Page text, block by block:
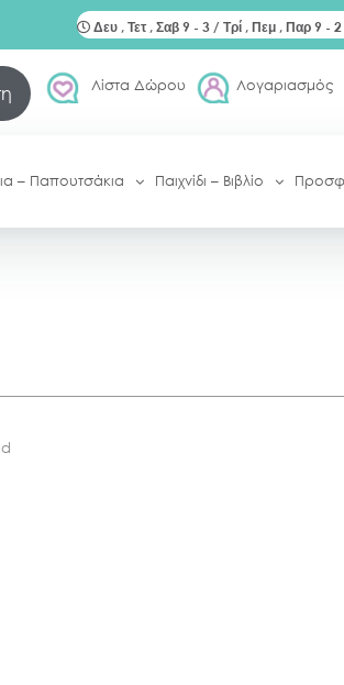
Δευ , Τετ , Σαβ 9 - 3 / Τρί , Πεμ , Παρ 9 -
Λίστα Δώρου Λογαριασμός
– Παπουτσάκια Παιχνίδι – Βιβλίο